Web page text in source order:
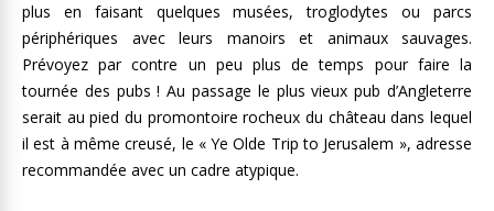
plus en faisant quelques musées, troglodytes ou parcs
périphériques avec leurs manoirs et animaux sauvages.
Prévoyez par contre un peu plus de temps pour faire la
tournée des pubs ! Au passage le plus vieux pub d’Angleterre
serait au pied du promontoire rocheux du château dans lequel
il est à même creusé, le « Ye Olde Trip to Jerusalem », adresse
recommandée avec un cadre atypique.